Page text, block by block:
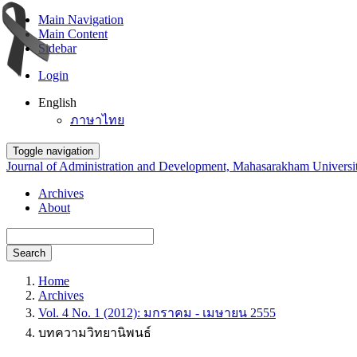
Main Navigation
Main Content
Sidebar
Login
English
ภาษาไทย
Toggle navigation
Journal of Administration and Development, Mahasarakham
Archives
About
Search
Home
Archives
Vol. 4 No. 1 (2012): มกราคม - เมษายน 2555
บทความวิทยานิพนธ์